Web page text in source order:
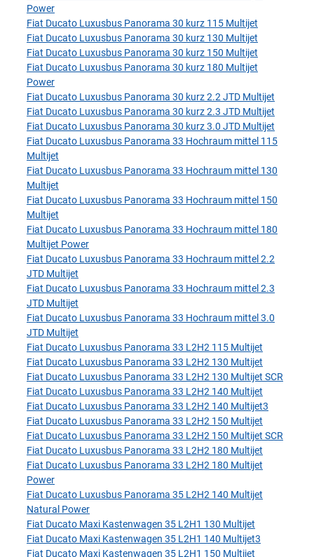
Power
Fiat Ducato Luxusbus Panorama 30 kurz 115 Multijet
Fiat Ducato Luxusbus Panorama 30 kurz 130 Multijet
Fiat Ducato Luxusbus Panorama 30 kurz 150 Multijet
Fiat Ducato Luxusbus Panorama 30 kurz 180 Multijet
Power
Fiat Ducato Luxusbus Panorama 30 kurz 2.2 JTD Multijet
Fiat Ducato Luxusbus Panorama 30 kurz 2.3 JTD Multijet
Fiat Ducato Luxusbus Panorama 30 kurz 3.0 JTD Multijet
Fiat Ducato Luxusbus Panorama 33 Hochraum mittel 115
Multijet
Fiat Ducato Luxusbus Panorama 33 Hochraum mittel 130
Multijet
Fiat Ducato Luxusbus Panorama 33 Hochraum mittel 150
Multijet
Fiat Ducato Luxusbus Panorama 33 Hochraum mittel 180
Multijet Power
Fiat Ducato Luxusbus Panorama 33 Hochraum mittel 2.2
JTD Multijet
Fiat Ducato Luxusbus Panorama 33 Hochraum mittel 2.3
JTD Multijet
Fiat Ducato Luxusbus Panorama 33 Hochraum mittel 3.0
JTD Multijet
Fiat Ducato Luxusbus Panorama 33 L2H2 115 Multijet
Fiat Ducato Luxusbus Panorama 33 L2H2 130 Multijet
Fiat Ducato Luxusbus Panorama 33 L2H2 130 Multijet SCR
Fiat Ducato Luxusbus Panorama 33 L2H2 140 Multijet
Fiat Ducato Luxusbus Panorama 33 L2H2 140 Multijet3
Fiat Ducato Luxusbus Panorama 33 L2H2 150 Multijet
Fiat Ducato Luxusbus Panorama 33 L2H2 150 Multijet SCR
Fiat Ducato Luxusbus Panorama 33 L2H2 180 Multijet
Fiat Ducato Luxusbus Panorama 33 L2H2 180 Multijet
Power
Fiat Ducato Luxusbus Panorama 35 L2H2 140 Multijet
Natural Power
Fiat Ducato Maxi Kastenwagen 35 L2H1 130 Multijet
Fiat Ducato Maxi Kastenwagen 35 L2H1 140 Multijet3
Fiat Ducato Maxi Kastenwagen 35 L2H1 150 Multijet